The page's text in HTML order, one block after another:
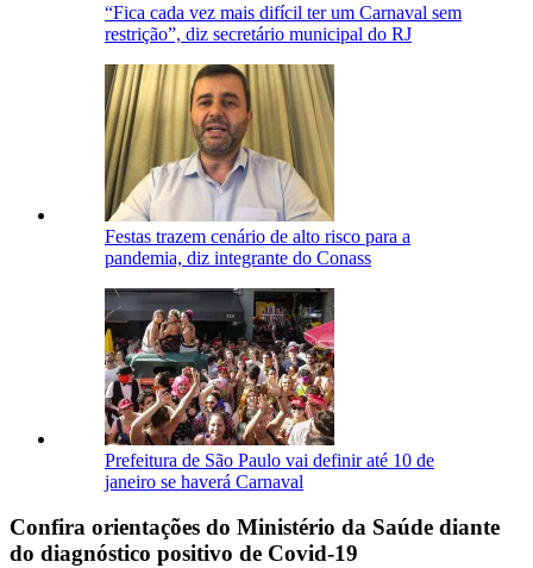
“Fica cada vez mais difícil ter um Carnaval sem
restrição”, diz secretário municipal do RJ
Festas trazem cenário de alto risco para a
pandemia, diz integrante do Conass
Prefeitura de São Paulo vai definir até 10 de
janeiro se haverá Carnaval
Confira orientações do Ministério da Saúde diante
do diagnóstico positivo de Covid-19